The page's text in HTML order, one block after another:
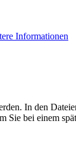
Informationen
In den
bei einem